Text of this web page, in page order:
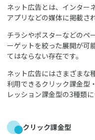
ネット広告とは、インター
アプリなどの媒体に掲載さ
チラシやポスターなどのペ
ーゲットを絞った展開が可
てはならない存在です。
ネット広告にはさまざまな
利用できるクリック課金型
レッション課金型の3種類に
クリック課金型